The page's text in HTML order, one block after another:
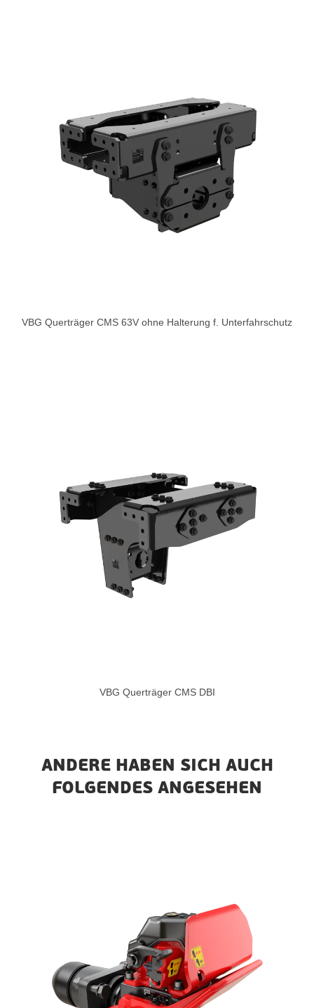
VBG Querträger CMS 63V ohne Halterung f. Unterfahrschutz
VBG Querträger CMS DBI
ANDERE HABEN SICH AUCH
FOLGENDES ANGESEHEN